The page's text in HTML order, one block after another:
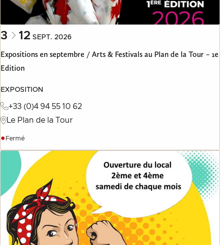
3 12 SEPT. 2026
Expositions en septembre / Arts & Festivals au Plan de la Tour – 1e
Edition
EXPOSITION
+33 (0)4 94 55 10 62
Le Plan de la Tour
● Fermé